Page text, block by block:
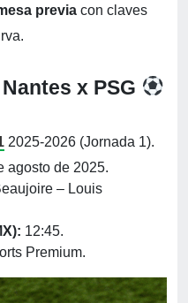
previa con claves
x PSG
2025-2026 (Jornada 1).
agosto de 2025.
– Louis
12:45.
Premium.